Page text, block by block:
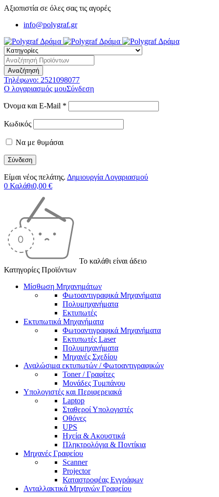
Αξιοπιστία σε όλες σας τις αγορές
info@polygraf.gr
Τηλέφωνο: 2521098077
Ο λογαριασμός μουΣύνδεση
Όνομα και E-Mail *
Κωδικός
Να με θυμάσαι
Είμαι νέος πελάτης. Δημιουργία Λογαριασμού
0 Καλάθι0,00 €
Το καλάθι είναι άδειο
Κατηγορίες Προϊόντων
Μίσθωση Μηχανημάτων
Φωτοαντιγραφικά Μηχανήματα
Πολυμηχανήματα
Εκτυπωτές
Εκτυπωτικά Μηχανήματα
Φωτοαντιγραφικά Μηχανήματα
Εκτυπωτές Laser
Πολυμηχανήματα
Μηχανές Σχεδίου
Αναλώσιμα εκτυπωτών / Φωτοαντιγραφικών
Toner / Γραφίτες
Μονάδες Τυμπάνου
Υπολογιστές και Περιφερειακά
Laptop
Σταθεροί Υπολογιστές
Οθόνες
UPS
Ηχεία & Ακουστικά
Πληκτρολόγια & Ποντίκια
Μηχανές Γραφείου
Scanner
Projector
Καταστροφέας Εγγράφων
Ανταλλακτικά Μηχανών Γραφείου